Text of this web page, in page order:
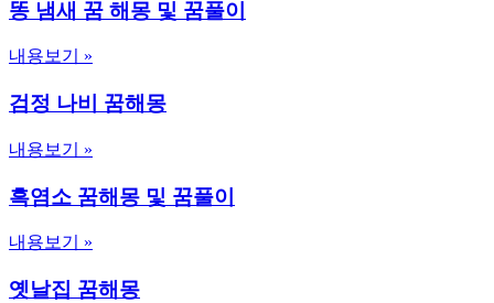
똥 냄새 꿈 해몽 및 꿈풀이
내용보기 »
검정 나비 꿈해몽
내용보기 »
흑염소 꿈해몽 및 꿈풀이
내용보기 »
옛날집 꿈해몽